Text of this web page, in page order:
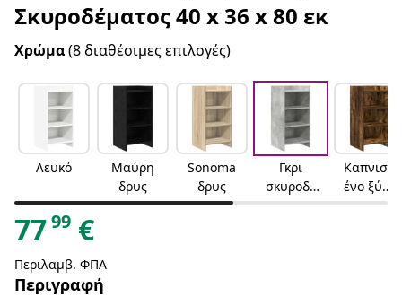
Σκυροδέματος 40 x 36 x 80 εκ
Χρώμα(8 διαθέσιμες επιλογές)
Λευκό
Μαύρη
δρυς
Sonoma
δρυς
Γκρι
σκυροδέ
ματος
Καπνισμ
ένο ξύλο
δρυός
7799 €
Περιλαμβ. ΦΠΑ
Περιγραφή